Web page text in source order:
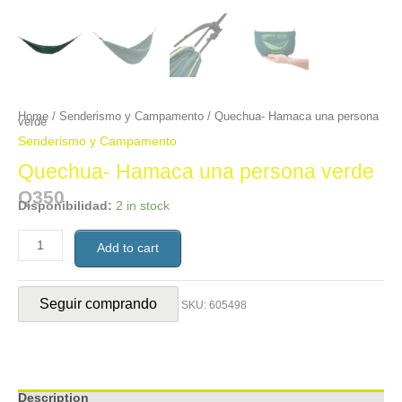
Home / Senderismo y Campamento / Quechua- Hamaca una persona
verde
Senderismo y Campamento
Quechua- Hamaca una persona verde
Q350
Disponibilidad: 2 in stock
Add to cart
Seguir comprando SKU: 605498
Description